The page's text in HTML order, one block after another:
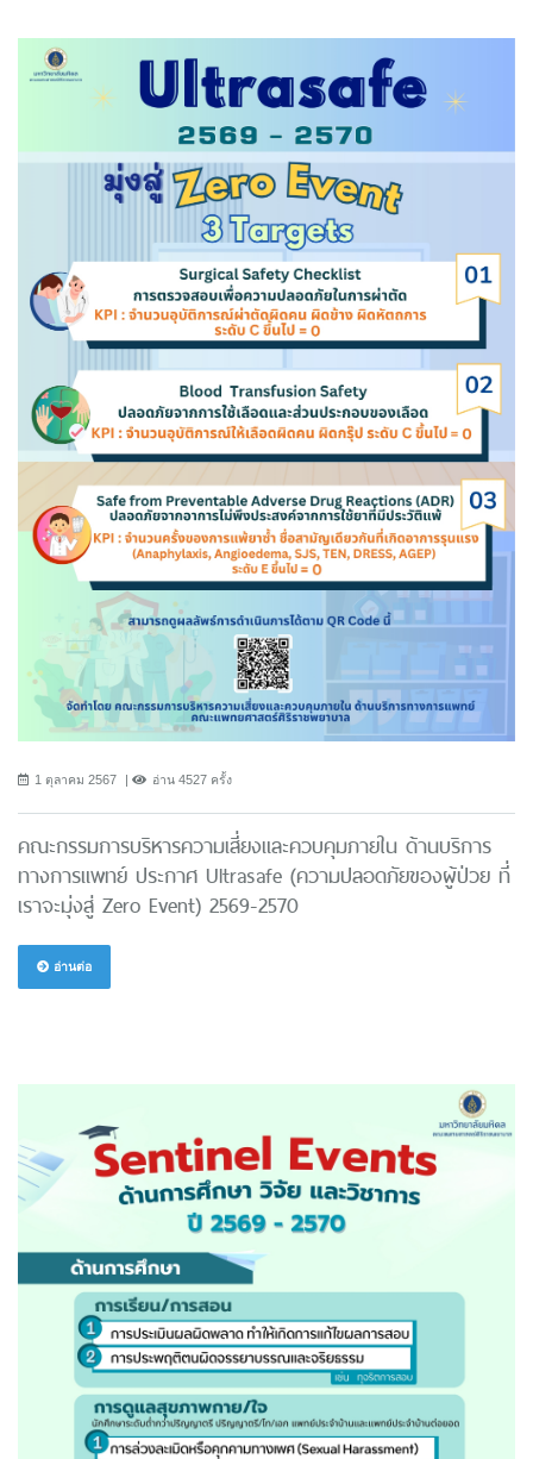
1 ตุลาคม 2567 อ่าน 4527 ครั้ง
คณะกรรมการบริหารความเสี่ยงและควบคุมภายใน ด้านบริการ
ทางการแพทย์ ประกาศ Ultrasafe (ความปลอดภัยของผู้ป่วย ที่
เราจะมุ่งสู่ Zero Event) 2569-2570
อ่านต่อ